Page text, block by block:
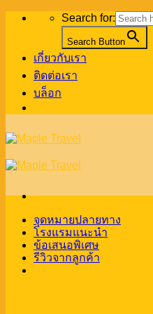
Skip
Search for:
Search Button
เกี่ยวกับเรา
ติดต่อเรา
บล็อก
จุดหมายปลายทาง
โรงแรมแนะนำ
ข้อเสนอพิเศษ
รีวิวจากลูกค้า